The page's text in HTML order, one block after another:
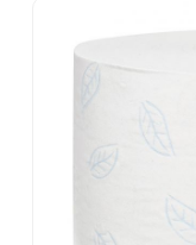
Alginaten
Kleeflaag